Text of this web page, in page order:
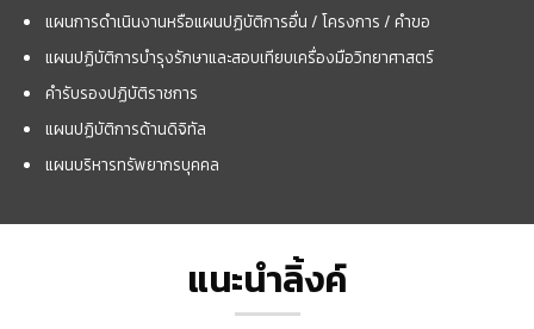
แผนการดำเนินงานหรือแผนปฏิบัติการอื่น / โครงการ / คำขอ
แผนปฏิบัติการบำรุงรักษาและสอบเทียบเครื่องมือวิทยาศาสตร์
คำรับรองปฏิบัติราชการ
แผนปฏิบัติการด้านดิจิทัล
แผนบริหารทรัพยากรบุคคล
แนะนำลิ้งค์